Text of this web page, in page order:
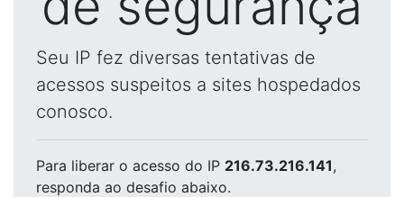
Seu IP fez diversas tentativas de
acessos suspeitos a sites hospedados
conosco.
Para liberar o acesso do IP 216.73.216.141,
responda ao desafio abaixo.